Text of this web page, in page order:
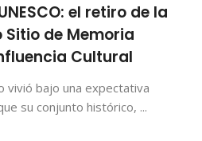
el retiro de la
de Memoria
Cultural
vivió bajo una expectativa
su conjunto histórico, ...